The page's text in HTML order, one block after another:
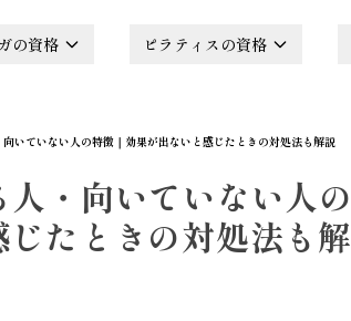
の資格 ピラティスの資格
いていない人の特徴｜効果が出ないと感じたときの対処法も解説
・向いていない人の
たときの対処法も解